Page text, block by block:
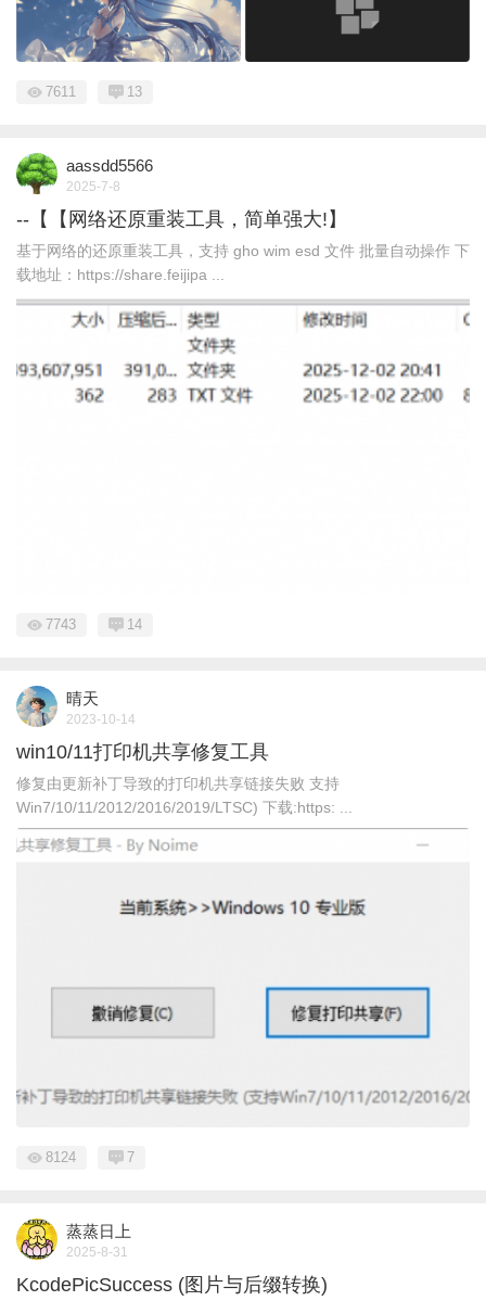
7611 13
aassdd5566
2025-7-8
--【【网络还原重装工具，简单强大!】
基于网络的还原重装工具，支持 gho wim esd 文件 批量自动操作 下
载地址：https://share.feijipa ...
7743 14
晴天
2023-10-14
win10/11打印机共享修复工具
修复由更新补丁导致的打印机共享链接失败 支持
Win7/10/11/2012/2016/2019/LTSC) 下载:https: ...
8124 7
蒸蒸日上
2025-8-31
KcodePicSuccess (图片与后缀转换)